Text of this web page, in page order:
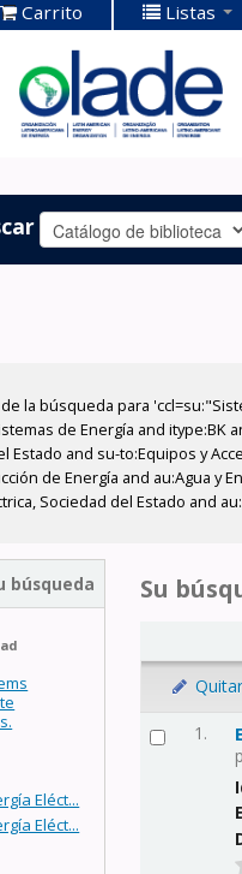
Carrito Listas
la búsqueda para
de Energía and itype:BK
Estado and su-to:Equipos y
de Energía and au:Agua y
Sociedad del Estado and
búsqueda
Eléct...
Eléct...
Su
1.